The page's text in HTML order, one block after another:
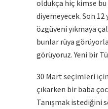
oldukça hiç kimse bu
diyemeyecek. Son 12
özgüveni yıkmaya
bunlar rüya
görüyoruz. Yeni bir
30 Mart seçimleri
çıkarken bir baba
Tanışmak istediğini